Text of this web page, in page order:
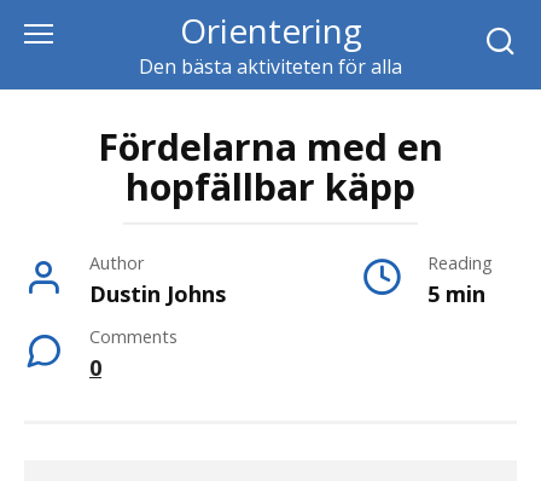
content
Orientering
Den bästa aktiviteten för alla
Fördelarna med en
hopfällbar käpp
Author
Dustin Johns
Reading
5 min
Comments
0